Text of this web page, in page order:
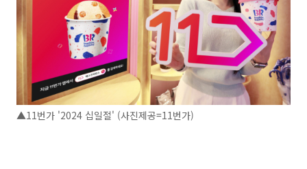
▲11번가 '2024 십일절' (사진제공=11번가)